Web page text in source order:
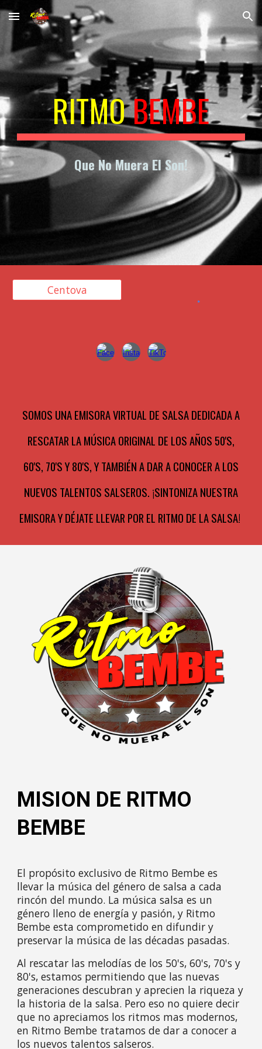
Skip to main content Skip to navigation
RITMOBEMBE
Que No Muera El Son!
Centova
SOMOS UNA EMISORA VIRTUAL DE SALSA DEDICADA A
RESCATAR LA MÚSICA ORIGINAL DE LOS AÑOS 50'S,
60'S, 70'S Y 80'S, Y TAMBIÉN A DAR A CONOCER A LOS
NUEVOS TALENTOS SALSEROS. ¡SINTONIZA NUESTRA
EMISORA Y DÉJATE LLEVAR POR EL RITMO DE LA SALSA!
MISION DE RITMO
BEMBE
El propósito exclusivo de Ritmo Bembe es
llevar la música del género de salsa a cada
rincón del mundo. La música salsa es un
género lleno de energía y pasión, y Ritmo
Bembe esta comprometido en difundir y
preservar la música de las décadas pasadas.
​Al rescatar las melodías de los 50's, 60's, 70's y
80's, estamos permitiendo que las nuevas
generaciones descubran y aprecien la riqueza y
la historia de la salsa. Pero eso no quiere decir
que no apreciamos los ritmos mas modernos,
en Ritmo Bembe tratamos de dar a conocer a
los nuevos talentos salseros.